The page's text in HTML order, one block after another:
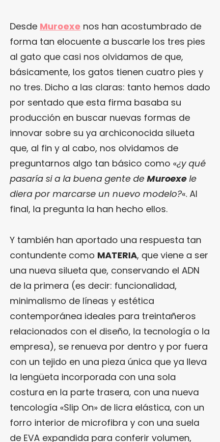
Desde Muroexe nos han acostumbrado de
forma tan elocuente a buscarle los tres pies
al gato que casi nos olvidamos de que,
básicamente, los gatos tienen cuatro pies y
no tres. Dicho a las claras: tanto hemos dado
por sentado que esta firma basaba su
producción en buscar nuevas formas de
innovar sobre su ya archiconocida silueta
que, al fin y al cabo, nos olvidamos de
preguntarnos algo tan básico como «¿y qué
pasaría si a la buena gente de Muroexe le
diera por marcarse un nuevo modelo?«. Al
final, la pregunta la han hecho ellos.
Y también han aportado una respuesta tan
contundente como MATERIA, que viene a ser
una nueva silueta que, conservando el ADN
de la primera (es decir: funcionalidad,
minimalismo de líneas y estética
contemporánea ideales para treintañeros
relacionados con el diseño, la tecnología o la
empresa), se renueva por dentro y por fuera
con un tejido en una pieza única que ya lleva
la lengüeta incorporada con una sola
costura en la parte trasera, con una nueva
tencología «Slip On» de licra elástica, con un
forro interior de microfibra y con una suela
de EVA expandida para conferir volumen,